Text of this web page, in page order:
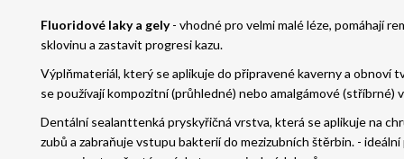
Fluoridové laky a gely- vhodné pro velmi malé léze, pomáhají
sklovinu a zastavit progresi kazu.
Výplňmateriál, který se aplikuje do připravené kaverny a obnoví
se používají kompozitní (průhledné) nebo amalgámové (stříbrné)
Dentální sealanttenká pryskyřičná vrstva, která se aplikuje na
zubů a zabraňuje vstupu bakterií do mezizubních štěrbin.- ideální